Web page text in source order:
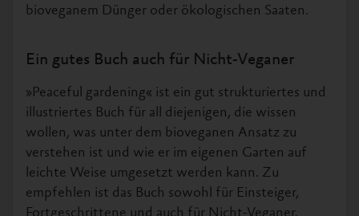
bioveganem Dünger oder ökologischen Saaten.
Ein gutes Buch auch für Nicht-Veganer
»Peaceful gardening« ist ein gut strukturiertes und
illustriertes Buch für all diejenigen, die wissen
wollen, was unter dem bioveganen Ansatz zu
verstehen ist und wie er im eigenen Garten auf
leichte Weise umgesetzt werden kann. Zu
empfehlen ist das Buch sowohl für Einsteiger,